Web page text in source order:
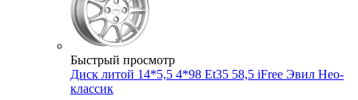
Быстрый просмотр
Диск литой 14*5,5 4*98 Et35 58,5 iFree Эвил Нео-
классик